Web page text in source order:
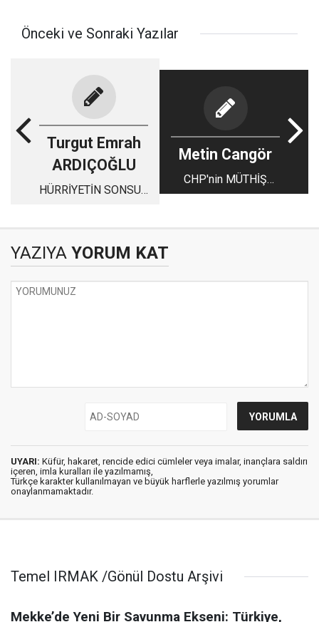
Önceki ve Sonraki Yazılar
Turgut Emrah
ARDIÇOĞLU
HÜRRİYETİN SONSUZ
Metin Cangör
CHP'nin MÜTHİŞ
ŞANSI
YAZIYA YORUM KAT
UYARI: Küfür, hakaret, rencide edici cümleler veya imalar, inançlara saldırı
içeren, imla kuralları ile yazılmamış,
Türkçe karakter kullanılmayan ve büyük harflerle yazılmış yorumlar
onaylanmamaktadır.
Temel IRMAK /Gönül Dostu Arşivi
Mekke’de Yeni Bir Savunma Ekseni: Türkiye,